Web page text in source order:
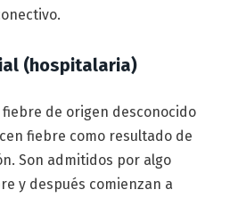
(hospitalaria)
fiebre de origen desconocido
fiebre como resultado de
Son admitidos por algo
y después comienzan a